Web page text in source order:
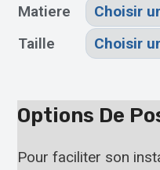
Matiere
Taille
Options De
Pour faciliter son